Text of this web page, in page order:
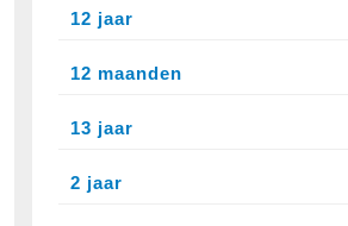
12 jaar
12 maanden
13 jaar
2 jaar